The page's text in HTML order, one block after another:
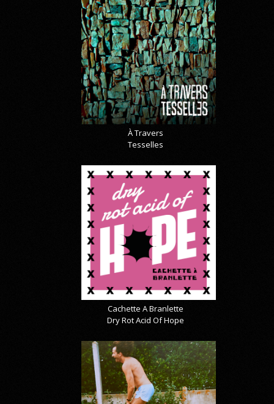
À Travers
Tesselles
Cachette A Branlette
Dry Rot Acid Of Hope